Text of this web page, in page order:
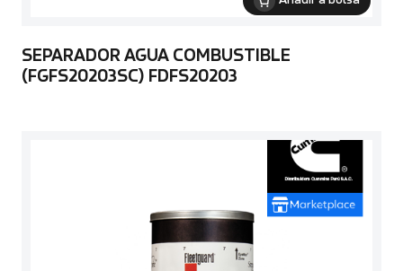
SEPARADOR AGUA COMBUSTIBLE
(FGFS20203SC) FDFS20203